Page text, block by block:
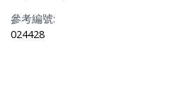
參考編號:
024428